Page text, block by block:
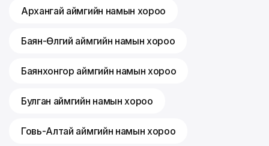
Архангай аймгийн намын хороо
Баян-Өлгий аймгийн намын хороо
Баянхонгор аймгийн намын хороо
Булган аймгийн намын хороо
Говь-Алтай аймгийн намын хороо